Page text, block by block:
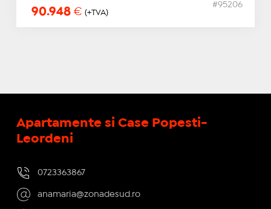
90.948 € (+TVA)
#95206
Apartamente si Case Popesti-
Leordeni
0723363867
anamaria@zonadesud.ro